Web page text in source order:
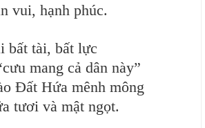
vui, hạnh phúc.
bất tài, bất lực
mang cả dân này”
Đất Hứa mênh mông
tươi và mật ngọt.